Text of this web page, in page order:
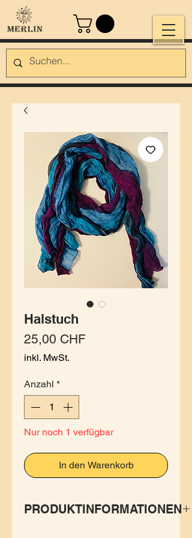
Halstuch
25,00 CHFPreis
inkl. MwSt.
Anzahl *
Nur noch 1 verfügbar
In den Warenkorb
PRODUKTINFORMATIONEN